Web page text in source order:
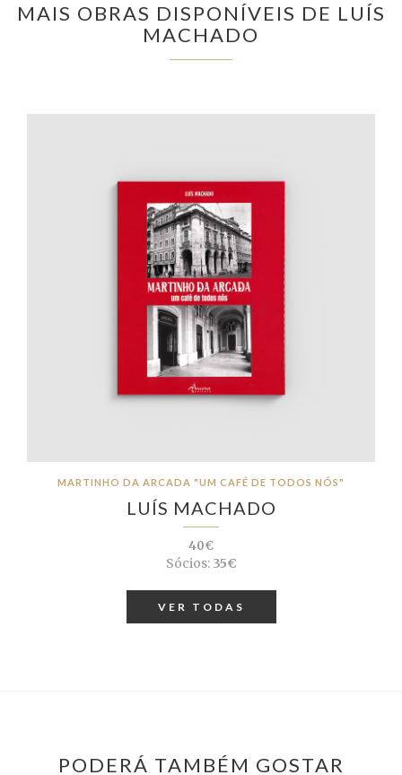
MAIS OBRAS DISPONÍVEIS DE LUÍS
MACHADO
MARTINHO DA ARCADA "UM CAFÉ DE TODOS NÓS"
LUÍS MACHADO
40€
Sócios:35€
VER TODAS
PODERÁ TAMBÉM GOSTAR